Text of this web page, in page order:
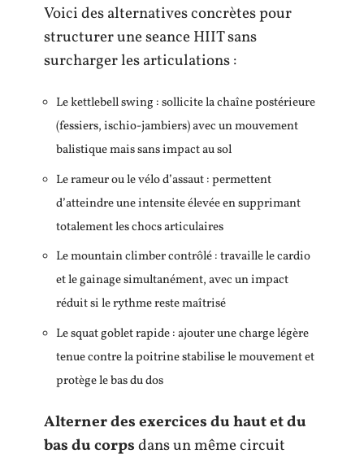
Voici des alternatives concrètes pour
structurer une seance HIIT sans
surcharger les articulations :
Le kettlebell swing : sollicite la chaîne postérieure
(fessiers, ischio-jambiers) avec un mouvement
balistique mais sans impact au sol
Le rameur ou le vélo d’assaut : permettent
d’atteindre une intensite élevée en supprimant
totalement les chocs articulaires
Le mountain climber contrôlé : travaille le cardio
et le gainage simultanément, avec un impact
réduit si le rythme reste maîtrisé
Le squat goblet rapide : ajouter une charge légère
tenue contre la poitrine stabilise le mouvement et
protège le bas du dos
Alterner des exercices du haut et du
bas du corpsdans un même circuit